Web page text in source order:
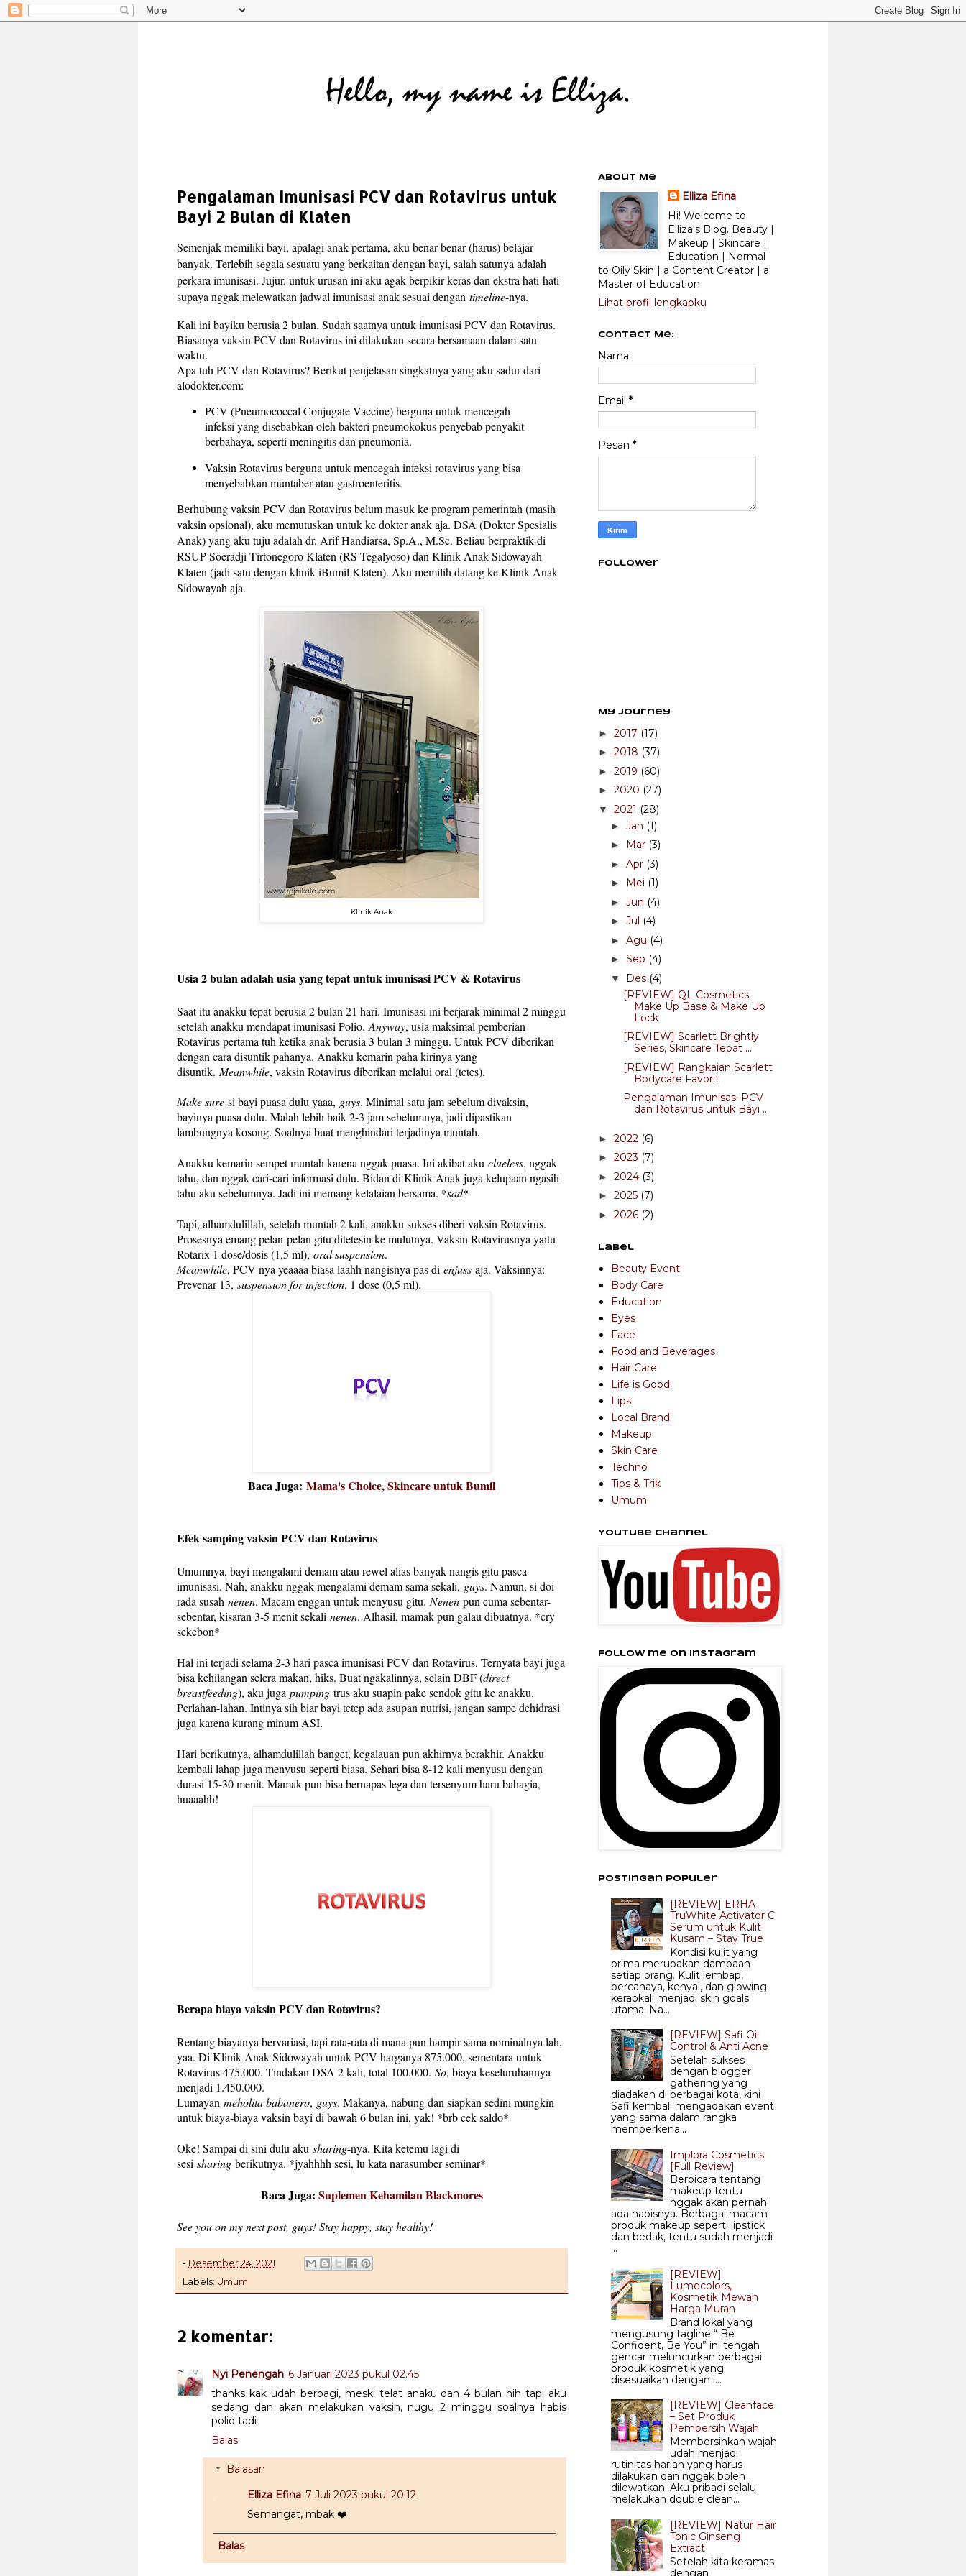
Pengalaman Imunisasi PCV dan Rotavirus untuk
Bayi 2 Bulan di Klaten
Semenjak memiliki bayi, apalagi anak pertama, aku benar-benar (harus) belajar
banyak. Terlebih segala sesuatu yang berkaitan dengan bayi, salah satunya adalah
perkara imunisasi. Jujur, untuk urusan ini aku agak berpikir keras dan ekstra hati-hati
supaya nggak melewatkan jadwal imunisasi anak sesuai dengan timeline-nya.
Kali ini bayiku berusia 2 bulan. Sudah saatnya untuk imunisasi PCV dan Rotavirus.
Biasanya vaksin PCV dan Rotavirus ini dilakukan secara bersamaan dalam satu
waktu.
Apa tuh PCV dan Rotavirus? Berikut penjelasan singkatnya yang aku sadur dari
alodokter.com:
PCV (Pneumococcal Conjugate Vaccine) berguna untuk mencegah
infeksi yang disebabkan oleh bakteri pneumokokus penyebab penyakit
berbahaya, seperti meningitis dan pneumonia.
Vaksin Rotavirus berguna untuk mencegah infeksi rotavirus yang bisa
menyebabkan muntaber atau gastroenteritis.
Berhubung vaksin PCV dan Rotavirus belum masuk ke program pemerintah (masih
vaksin opsional), aku memutuskan untuk ke dokter anak aja. DSA (Dokter Spesialis
Anak) yang aku tuju adalah dr. Arif Handiarsa, Sp.A., M.Sc. Beliau berpraktik di
RSUP Soeradji Tirtonegoro Klaten (RS Tegalyoso) dan Klinik Anak Sidowayah
Klaten (jadi satu dengan klinik iBumil Klaten). Aku memilih datang ke Klinik Anak
Sidowayah aja.
Klinik Anak
Usia2 bulan adalah usia yang tepat untuk imunisasi PCV & Rotavirus
Saatitu anakku tepat berusia 2 bulan 21 hari. Imunisasi ini berjarak minimal 2 minggu
setelah anakku mendapat imunisasi Polio. Anyway, usia maksimal pemberian
Rotavirus pertama tuh ketika anak berusia 3 bulan 3 minggu. Untuk PCV diberikan
dengan cara disuntik pahanya. Anakku kemarin paha kirinya yang
disuntik. Meanwhile, vaksin Rotavirus diberikan melalui oral (tetes).
Make sure si bayi puasa dulu yaaa, guys. Minimal satu jam sebelum divaksin,
bayinya puasa dulu. Malah lebih baik 2-3 jam sebelumnya, jadi dipastikan
lambungnya kosong. Soalnya buat menghindari terjadinya muntah.
Anakku kemarin sempet muntah karena nggak puasa. Ini akibat aku clueless, nggak
tahu, dan nggak cari-cari informasi dulu. Bidan di Klinik Anak juga kelupaan ngasih
tahu aku sebelumnya. Jadi ini memang kelalaian bersama. *sad*
Tapi, alhamdulillah, setelah muntah 2 kali, anakku sukses diberi vaksin Rotavirus.
Prosesnya emang pelan-pelan gitu ditetesin ke mulutnya. Vaksin Rotavirusnya yaitu
Rotarix 1 dose/dosis (1,5 ml), oral suspension.
Meanwhile, PCV-nya yeaaaa biasa laahh nangisnya pas di-enjuss aja. Vaksinnya:
Prevenar 13, suspension for injection, 1 dose (0,5 ml).
Baca Juga: Mama's Choice, Skincare untuk Bumil
Efek samping vaksin PCV dan Rotavirus
Umumnya, bayi mengalami demam atau rewel alias banyak nangis gitu pasca
imunisasi. Nah, anakku nggak mengalami demam sama sekali, guys. Namun, si doi
rada susah nenen. Macam enggan untuk menyusu gitu. Nenen pun cuma sebentar-
sebentar, kisaran 3-5 menit sekali nenen. Alhasil, mamak pun galau dibuatnya. *cry
sekebon*
Hal ini terjadi selama 2-3 hari pasca imunisasi PCV dan Rotavirus. Ternyata bayi juga
bisa kehilangan selera makan, hiks. Buat ngakalinnya, selain DBF (direct
breastfeeding), aku juga pumping trus aku suapin pake sendok gitu ke anakku.
Perlahan-lahan. Intinya sih biar bayi tetep ada asupan nutrisi, jangan sampe dehidrasi
juga karena kurang minum ASI.
Hari berikutnya, alhamdulillah banget, kegalauan pun akhirnya berakhir. Anakku
kembali lahap juga menyusu seperti biasa. Sehari bisa 8-12 kali menyusu dengan
durasi 15-30 menit. Mamak pun bisa bernapas lega dan tersenyum haru bahagia,
huaaahh!
Berapa biaya vaksin PCV dan Rotavirus?
Rentang biayanya bervariasi, tapi rata-rata di mana pun hampir sama nominalnya lah,
yaa. Di Klinik Anak Sidowayah untuk PCV harganya 875.000, sementara untuk
Rotavirus 475.000. Tindakan DSA 2 kali, total 100.000. So, biaya keseluruhannya
menjadi 1.450.000.
Lumayan meholita babanero, guys. Makanya, nabung dan siapkan sedini mungkin
untuk biaya-biaya vaksin bayi di bawah 6 bulan ini, yak! *brb cek saldo*
Oke! Sampai di sini dulu aku sharing-nya. Kita ketemu lagi di
sesi sharing berikutnya. *jyahhhh sesi, lu kata narasumber seminar*
Baca Juga: Suplemen Kehamilan Blackmores
See you on my next post, guys! Stay happy, stay healthy!
- Desember 24, 2021
Labels: Umum
2 komentar:
Nyi Penengah 6 Januari 2023 pukul 02.45
thanks kak udah berbagi, meski telat anaku dah 4 bulan nih tapi aku
sedang dan akan melakukan vaksin, nugu 2 minggu soalnya habis
polio tadi
Balas
Balasan
Elliza Efina 7 Juli 2023 pukul 20.12
Semangat, mbak ❤️
Balas
About Me
Elliza Efina
Hi! Welcome to
Elliza's Blog. Beauty |
Makeup | Skincare |
Education | Normal
to Oily Skin | a Content Creator | a
Master of Education
Lihat profil lengkapku
Contact Me:
Nama
Email *
Pesan *
Follower
My Journey
► 2017 (17)
► 2018 (37)
► 2019 (60)
► 2020 (27)
▼ 2021 (28)
► Jan (1)
► Mar (3)
► Apr (3)
► Mei (1)
► Jun (4)
► Jul (4)
► Agu (4)
► Sep (4)
▼ Des (4)
[REVIEW] QL Cosmetics
Make Up Base & Make Up
Lock
[REVIEW] Scarlett Brightly
Series, Skincare Tepat ...
[REVIEW] Rangkaian Scarlett
Bodycare Favorit
Pengalaman Imunisasi PCV
dan Rotavirus untuk Bayi ...
► 2022 (6)
► 2023 (7)
► 2024 (3)
► 2025 (7)
► 2026 (2)
Label
Beauty Event
Body Care
Education
Eyes
Face
Food and Beverages
Hair Care
Life is Good
Lips
Local Brand
Makeup
Skin Care
Techno
Tips & Trik
Umum
Youtube Channel
Follow me on Instagram
Postingan Populer
[REVIEW] ERHA
TruWhite Activator C
Serum untuk Kulit
Kusam – Stay True
Kondisi kulit yang
prima merupakan dambaan
setiap orang. Kulit lembap,
bercahaya, kenyal, dan glowing
kerapkali menjadi skin goals
utama. Na...
[REVIEW] Safi Oil
Control & Anti Acne
Setelah sukses
dengan blogger
gathering yang
diadakan di berbagai kota, kini
Safi kembali mengadakan event
yang sama dalam rangka
memperkena...
Implora Cosmetics
[Full Review]
Berbicara tentang
makeup tentu
nggak akan pernah
ada habisnya. Berbagai macam
produk makeup seperti lipstick
dan bedak, tentu sudah menjadi
...
[REVIEW]
Lumecolors,
Kosmetik Mewah
Harga Murah
Brand lokal yang
mengusung tagline “ Be
Confident, Be You” ini tengah
gencar meluncurkan berbagai
produk kosmetik yang
disesuaikan dengan i...
[REVIEW] Cleanface
– Set Produk
Pembersih Wajah
Membersihkan wajah
udah menjadi
rutinitas harian yang harus
dilakukan dan nggak boleh
dilewatkan. Aku pribadi selalu
melakukan double clean...
[REVIEW] Natur Hair
Tonic Ginseng
Extract
Setelah kita keramas
dengan